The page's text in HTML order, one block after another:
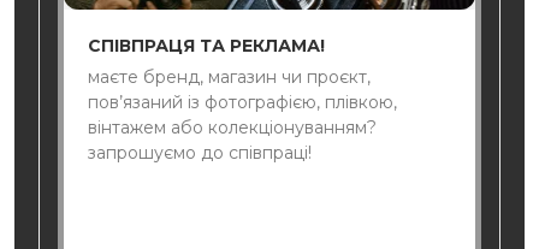
СПІВПРАЦЯ ТА РЕКЛАМА!
маєте бренд, магазин чи проєкт,
пов’язаний із фотографією, плівкою,
вінтажем або колекціонуванням?
запрошуємо до співпраці!